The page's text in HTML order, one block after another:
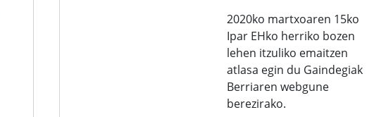
2020ko martxoaren 15ko
Ipar EHko herriko bozen
lehen itzuliko emaitzen
atlasa egin du Gaindegiak
Berriaren webgune
berezirako.